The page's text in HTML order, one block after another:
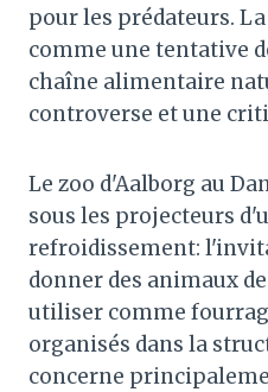
pour les prédateurs.
comme une tentative
chaîne alimentaire
controverse et une
Le zoo d'Aalborg au
sous les projecteurs
refroidissement:
donner des animaux
utiliser comme
organisés dans la
concerne